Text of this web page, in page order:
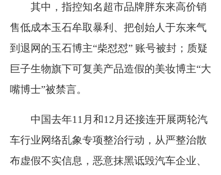
其中，指控知名超市品牌胖东来高价销
售低成本玉石牟取暴利、把创始人于东来气
到退网的玉石博主“柴怼怼” 账号被封；质疑
巨子生物旗下可复美产品造假的美妆博主“大
嘴博士”被禁言。
中国去年11月和12月还接连开展两轮汽
车行业网络乱象专项整治行动，从严整治散
布虚假不实信息，恶意抹黑诋毁汽车企业、